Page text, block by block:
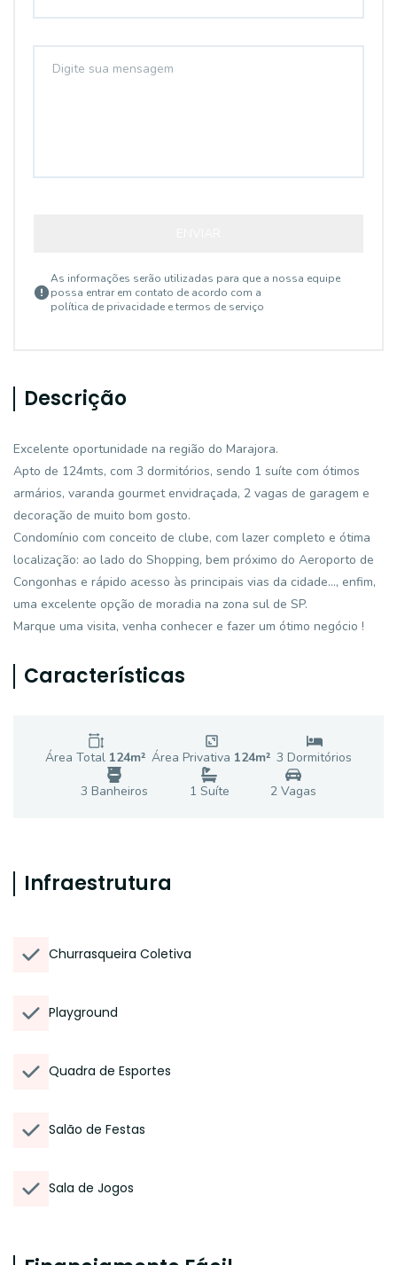
As informações serão utilizadas para que a nossa equipe
possa entrar em contato de acordo com a
política de privacidade e termos de serviço
Descrição
Excelente oportunidade na região do Marajora.
Apto de 124mts, com 3 dormitórios, sendo 1 suíte com ótimos
armários, varanda gourmet envidraçada, 2 vagas de garagem e
decoração de muito bom gosto.
Condomínio com conceito de clube, com lazer completo e ótima
localização: ao lado do Shopping, bem próximo do Aeroporto de
Congonhas e rápido acesso às principais vias da cidade..., enfim,
uma excelente opção de moradia na zona sul de SP.
Marque uma visita, venha conhecer e fazer um ótimo negócio !
Características
Área Total 124m² Área Privativa 124m² 3 Dormitórios
3 Banheiros 1 Suíte 2Vagas
Infraestrutura
Churrasqueira Coletiva
Playground
Quadra de Esportes
Salão de Festas
Sala de Jogos